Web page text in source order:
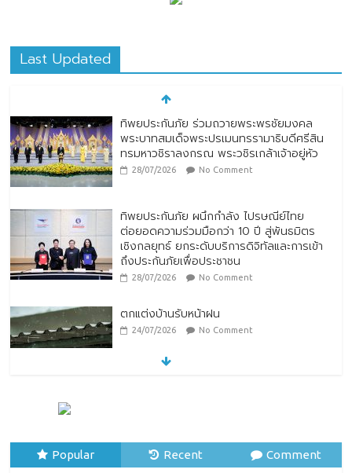
Last Updated
ทิพยประกันภัย ร่วมถวายพระพรชัยมงคล
พระบาทสมเด็จพระปรเมนทรรามาธิบดีศรีสิน
ทรมหาวชิราลงกรณ พระวชิรเกล้าเจ้าอยู่หัว
28/07/2026 No Comment
ทิพยประกันภัย ผนึกกำลัง ไปรษณีย์ไทย
ต่อยอดความร่วมมือกว่า 10 ปี สู่พันธมิตร
เชิงกลยุทธ์ ยกระดับบริการดิจิทัลและการเข้า
ถึงประกันภัยเพื่อประชาชน
28/07/2026 No Comment
ตกแต่งบ้านรับหน้าฝน
24/07/2026 No Comment
Popular Recent Comment